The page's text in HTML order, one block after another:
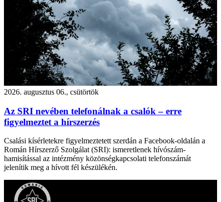
2026. augusztus 06., csütörtök
Az SRI nevében telefonálnak a csalók – erre
figyelmeztet a hírszerzés
Csalási kísérletekre figyelmeztetett szerdán a Facebook-oldalán a
Román Hírszerző Szolgálat (SRI): ismeretlenek hívószám-
hamisítással az intézmény közönségkapcsolati telefonszámát
jelenítik meg a hívott fél készülékén.